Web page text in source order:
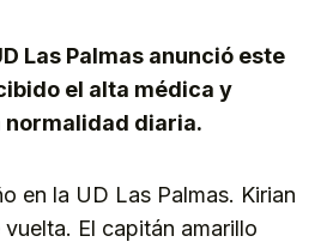
Las Palmas anunció este
el alta médica y
normalidad diaria.
en la UD Las Palmas. Kirian
El capitán amarillo